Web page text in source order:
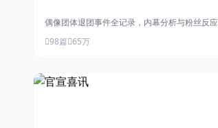
偶像团体退团事件全记录，内幕分析与粉丝反应
98篇 65万